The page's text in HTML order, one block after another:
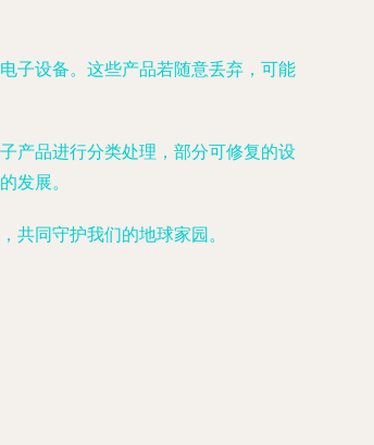
子设备。这些产品若随意丢弃，可能
产品进行分类处理，部分可修复的设
发展。
共同守护我们的地球家园。